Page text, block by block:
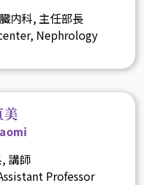
内科, 主任部長
Nephrology
美
講師
Professor